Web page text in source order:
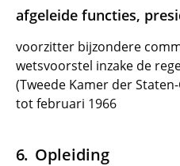
afgeleide functies,
voorzitter bijzondere
wetsvoorstel inzake de
(Tweede Kamer der
tot februari 1966
Opleiding